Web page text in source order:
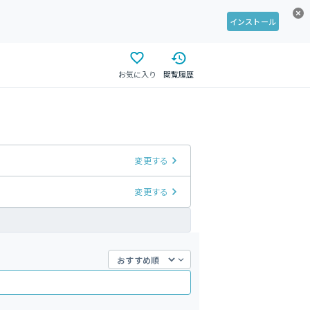
インストール
お気に入り 閲覧履歴
変更する
変更する